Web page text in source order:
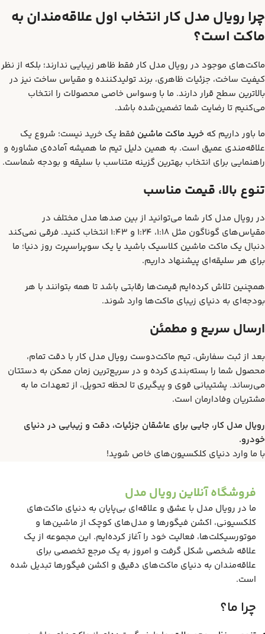
چرا رویال مدل کار انتخاب اول علاقه‌مندان به
ماکت است؟
ماکت‌های موجود در رویال مدل کار فقط ظاهر زیبایی ندارند؛ بلکه از نظر
کیفیت ساخت، جزئیات ظاهری، برند تولیدکننده و مقیاس ساخت نیز در
بالاترین سطح قرار دارند. ما با وسواس خاصی محصولات را انتخاب
می‌کنیم تا رضایت شما تضمین‌شده باشد.
ما باور داریم که خرید ماکت ماشین فقط یک خرید نیست؛ شروع یک
علاقه‌مندی عمیق است. به همین دلیل تیم ما همیشه آماده‌ی مشاوره و
راهنمایی برای انتخاب بهترین گزینه متناسب با سلیقه و بودجه شماست.
تنوع بالا، قیمت مناسب
در رویال مدل کار شما می‌توانید از بین صدها مدل مختلف در
مقیاس‌های گوناگون مثل 1:18، 1:24 و 1:43 انتخاب کنید. فرقی نمی‌کند
دنبال یک ماکت ماشین کلاسیک باشید یا یک سوپراسپرت روز دنیا؛ ما
برای هر سلیقه‌ای پیشنهاد داریم.
همچنین تلاش کرده‌ایم قیمت‌ها رقابتی باشد تا همه بتوانند با هر
بودجه‌ای به دنیای زیبای ماکت‌ها وارد شوند.
ارسال سریع و مطمئن
بعد از ثبت سفارش، تیم ماکت‌دوست رویال مدل کار با دقت تمام،
محصول شما را بسته‌بندی کرده و در سریع‌ترین زمان ممکن به دستتان
می‌رساند. پشتیبانی قوی و پیگیری تا لحظه تحویل، از تعهدات ما به
مشتریان وفادارمان است.
رویال مدل کار، جایی برای عاشقان جزئیات، دقت و زیبایی در دنیای
خودرو.
با ما وارد دنیای کلکسیون‌های خاص شوید!
فروشگاه آنلاین رویال مدل
ما در رویال مدل با عشق و علاقه‌ای بی‌پایان به دنیای ماکت‌های
کلکسیونی، اکشن فیگورها و مدل‌های کوچک از ماشین‌ها و
موتورسیکلت‌ها، فعالیت خود را آغاز کرده‌ایم. این مجموعه از یک
علاقه شخصی شکل گرفت و امروز به یک مرجع تخصصی برای
علاقه‌مندان به دنیای ماکت‌های دقیق و اکشن فیگورها تبدیل شده
است.
چرا ما؟